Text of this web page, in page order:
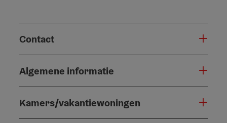
Contact
Algemene informatie
Kamers/vakantiewoningen